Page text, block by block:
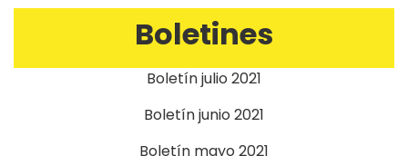
Boletines
Boletín julio 2021
Boletín junio 2021
Boletín mayo 2021